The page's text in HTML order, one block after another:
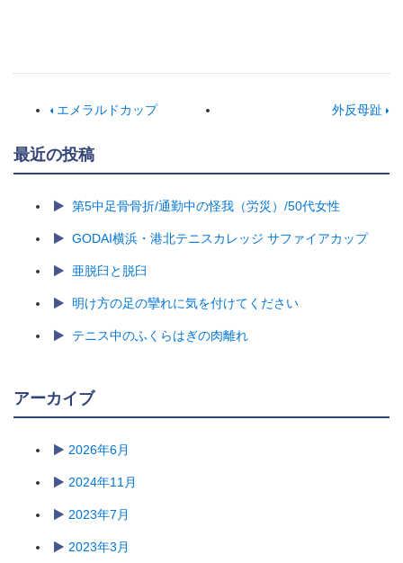
エメラルドカップ 外反母趾
最近の投稿
第5中足骨骨折/通勤中の怪我（労災）/50代女性
GODAI横浜・港北テニスカレッジ サファイアカップ
亜脱臼と脱臼
明け方の足の攣れに気を付けてください
テニス中のふくらはぎの肉離れ
アーカイブ
2026年6月
2024年11月
2023年7月
2023年3月